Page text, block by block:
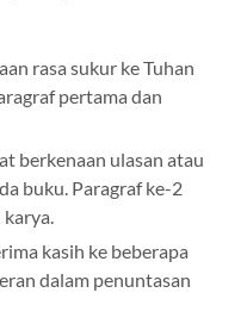
rasa sukur ke Tuhan
pertama dan
berkenaan ulasan atau
buku. Paragraf ke-2
kasih ke beberapa
dalam penuntasan